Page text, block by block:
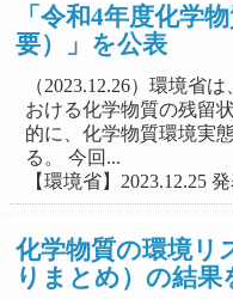
「令和4年度化学
要）」を公表
（2023.12.26）環境省
おける化学物質の残留
的に、化学物質環境実
る。 今回...
【環境省】2023.12.25
化学物質の環境リ
りまとめ）の結果